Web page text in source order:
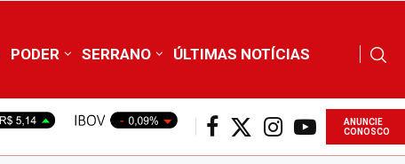
PODER SERRANO ÚLTIMAS NOTÍCIAS
ANUNCIE
CONOSCO